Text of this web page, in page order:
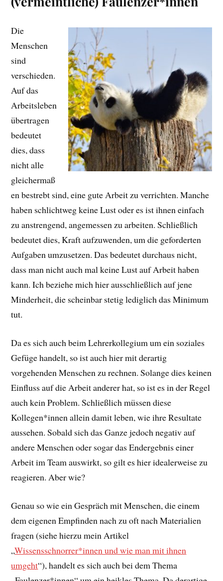
Die
Menschen
sind
verschieden.
Auf das
Arbeitsleben
übertragen
bedeutet
dies, dass
nicht alle
gleichermaß
en bestrebt sind, eine gute Arbeit zu verrichten. Manche
haben schlichtweg keine Lust oder es ist ihnen einfach
zu anstrengend, angemessen zu arbeiten. Schließlich
bedeutet dies, Kraft aufzuwenden, um die geforderten
Aufgaben umzusetzen. Das bedeutet durchaus nicht,
dass man nicht auch mal keine Lust auf Arbeit haben
kann. Ich beziehe mich hier ausschließlich auf jene
Minderheit, die scheinbar stetig lediglich das Minimum
tut.
Da es sich auch beim Lehrerkollegium um ein soziales
Gefüge handelt, so ist auch hier mit derartig
vorgehenden Menschen zu rechnen. Solange dies keinen
Einfluss auf die Arbeit anderer hat, so ist es in der Regel
auch kein Problem. Schließlich müssen diese
Kollegen*innen allein damit leben, wie ihre Resultate
aussehen. Sobald sich das Ganze jedoch negativ auf
andere Menschen oder sogar das Endergebnis einer
Arbeit im Team auswirkt, so gilt es hier idealerweise zu
reagieren. Aber wie?
Genau so wie ein Gespräch mit Menschen, die einem
dem eigenen Empfinden nach zu oft nach Materialien
fragen (siehe hierzu mein Artikel
„Wissensschnorrer*innen und wie man mit ihnen
umgeht“), handelt es sich auch bei dem Thema